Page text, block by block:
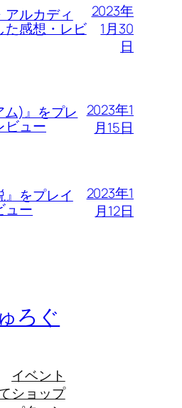
アルカディ
た感想・レビ
2023年
1月30
日
ム)』をプレ
ビュー
2023年1
月15日
』をプレイ
ュー
2023年1
月12日
ろぐ
イベント
ショップ